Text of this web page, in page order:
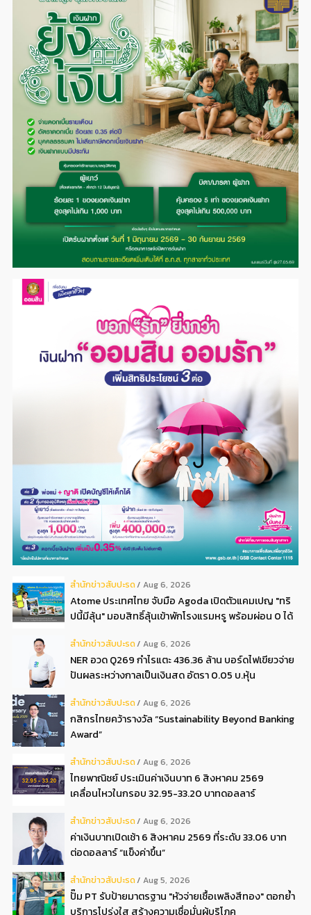
สํานักข่าวสับปะรด Aug 6, 2026
Atome ประเทศไทย จับมือ Agoda เปิดตัวแคมเปญ "ทริ
ปนี้มีลุ้น" มอบสิทธิ์ลุ้นเข้าพักโรงแรมหรู พร้อมผ่อน 0 ได้
สํานักข่าวสับปะรด Aug 6, 2026
NER อวด Q269 กำไรแตะ 436.36 ล้าน บอร์ดไฟเขียวจ่าย
ปันผลระหว่างกาลเป็นเงินสด อัตรา 0.05 บ.หุ้น
สํานักข่าวสับปะรด Aug 6, 2026
กสิกรไทยคว้ารางวัล “Sustainability Beyond Banking
Award”
สํานักข่าวสับปะรด Aug 6, 2026
ไทยพาณิชย์ ประเมินค่าเงินบาท 6 สิงหาคม 2569
เคลื่อนไหวในกรอบ 32.95-33.20 บาทดอลลาร์
สํานักข่าวสับปะรด Aug 6, 2026
ค่าเงินบาทเปิดเช้า 6 สิงหาคม 2569 ที่ระดับ 33.06 บาท
ต่อดอลลาร์ “แข็งค่าขึ้น”
สํานักข่าวสับปะรด Aug 5, 2026
ปั๊ม PT รับป้ายมาตรฐาน "หัวจ่ายเชื้อเพลิงสีทอง" ตอกย้ำ
บริการโปร่งใส สร้างความเชื่อมั่นผู้บริโภค